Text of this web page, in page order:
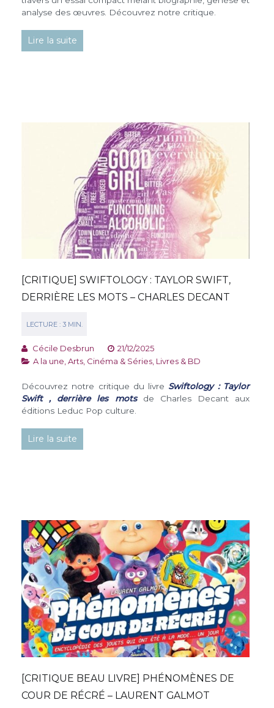
analyse des œuvres. Découvrez notre critique.
Lire la suite
[CRITIQUE] SWIFTOLOGY : TAYLOR SWIFT,
DERRIÈRE LES MOTS – CHARLES DECANT
Cécile Desbrun
21/12/2025
A la une Arts, Cinéma & Séries Livres & BD
Découvrez notre critique du livre Swiftology : Taylor
Swift , derrière les motsde Charles Decant aux
éditions Leduc Pop culture.
Lire la suite
[CRITIQUE BEAU LIVRE] PHÉNOMÈNES DE
COUR DE RÉCRÉ – LAURENT GALMOT